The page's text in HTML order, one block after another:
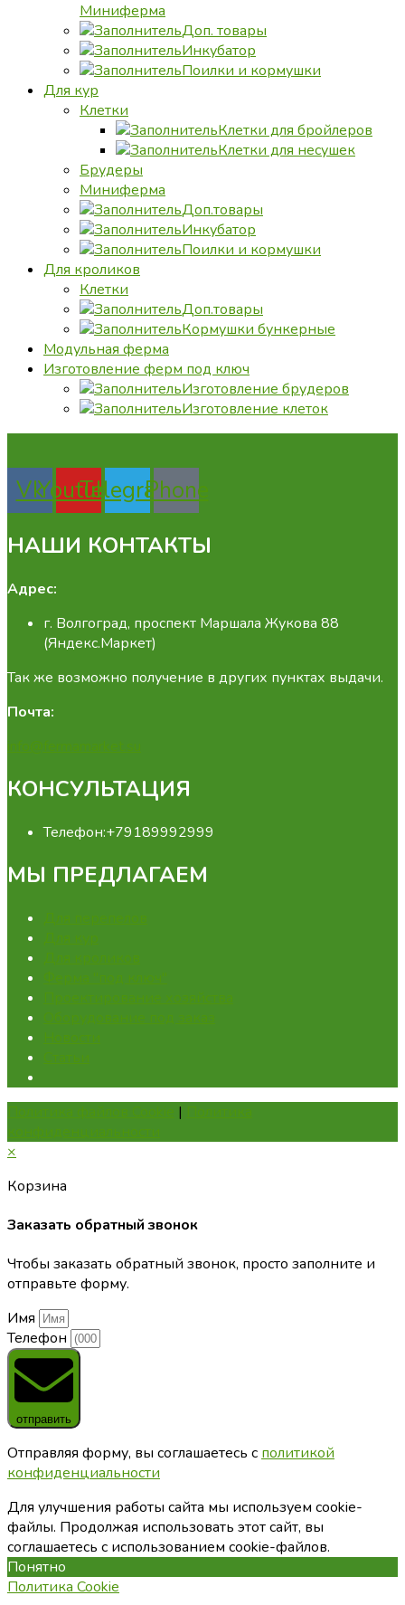
Миниферма
Доп. товары
Инкубатор
Поилки и кормушки
Для кур
Клетки
Клетки для бройлеров
Клетки для несушек
Брудеры
Миниферма
Доп.товары
Инкубатор
Поилки и кормушки
Для кроликов
Клетки
Доп.товары
Кормушки бункерные
Модульная ферма
Изготовление ферм под ключ
Изготовление брудеров
Изготовление клеток
VkYoutubeTelegramPhone
НАШИ КОНТАКТЫ
Адрес:
г. Волгоград, проспект Маршала Жукова 88
(Яндекс.Маркет)
Так же возможно получение в других пунктах выдачи.
Почта:
info@fermamarket.su
КОНСУЛЬТАЦИЯ
Телефон:+79189992999
МЫ ПРЕДЛАГАЕМ
Для перепелов
Для кур
Для кроликов
Ферма "под ключ"
Проектирование хозяйства
Оборудование под заказ
Новости
Статьи
Политика файлов Cookie | Политика
конфиденциальности
×
Корзина
Заказать обратный звонок
Чтобы заказать обратный звонок, просто заполните и
отправьте форму.
Имя
Телефон
отправить
Отправляя форму, вы соглашаетесь с политикой
конфиденциальности
Для улучшения работы сайта мы используем cookie-
файлы. Продолжая использовать этот сайт, вы
соглашаетесь с использованием cookie-файлов.
Понятно
Политика Cookie